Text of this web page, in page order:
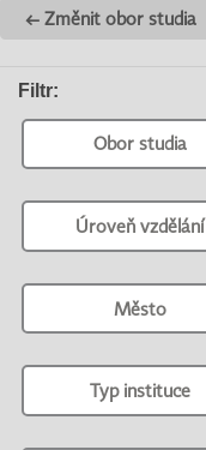
← Změnit obor studia
Filtr:
Obor studia
Úroveň vzdělání
Město
Typ instituce